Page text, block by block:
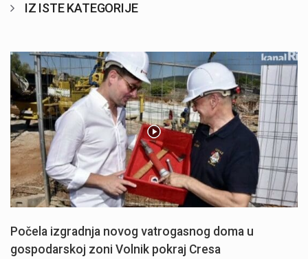
IZ ISTE KATEGORIJE
Počela izgradnja novog vatrogasnog doma u
gospodarskoj zoni Volnik pokraj Cresa